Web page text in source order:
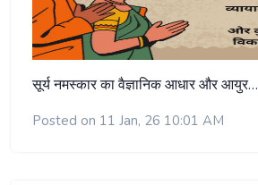
सूर्य नमस्कार का वैज्ञानिक आधार और आयुर…
Posted on 11 Jan, 26 10:01 AM